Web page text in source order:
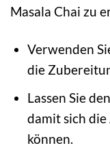
Masala Chai zu
Verwenden
die
Lassen Sie
damit sich
können.